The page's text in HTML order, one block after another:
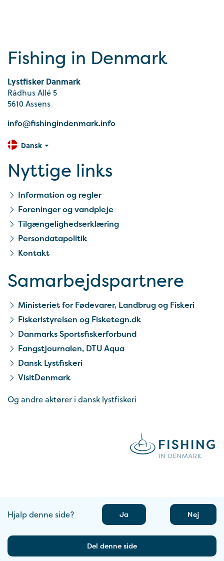
Fishing in Denmark
Lystfisker Danmark
Rådhus Allé 5
5610 Assens
info@fishingindenmark.info
Dansk
Nyttige links
Information og regler
Foreninger og vandpleje
Tilgængelighedserklæring
Persondatapolitik
Kontakt
Samarbejds­partnere
Ministeriet for Fødevarer, Landbrug og Fiskeri
Fiskeristyrelsen og Fisketegn.dk
Danmarks Sportsfiskerforbund
Fangstjournalen, DTU Aqua
Dansk Lystfiskeri
VisitDenmark
Og andre aktører i dansk lystfiskeri
Hjalp denne side? Ja Nej
Del denne side